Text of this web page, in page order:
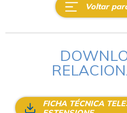
Voltar
FICHA TÉCNICA